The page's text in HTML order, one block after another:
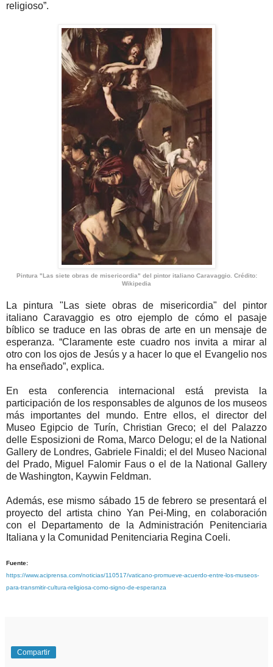
religioso”.
Pintura "Las siete obras de misericordia" del pintor italiano Caravaggio. Crédito:
Wikipedia
La pintura "Las siete obras de misericordia" del pintor
italiano Caravaggio es otro ejemplo de cómo el pasaje
bíblico se traduce en las obras de arte en un mensaje de
esperanza. “Claramente este cuadro nos invita a mirar al
otro con los ojos de Jesús y a hacer lo que el Evangelio nos
ha enseñado”, explica.
En esta conferencia internacional está prevista la
participación de los responsables de algunos de los museos
más importantes del mundo. Entre ellos, el director del
Museo Egipcio de Turín, Christian Greco; el del Palazzo
delle Esposizioni de Roma, Marco Delogu; el de la National
Gallery de Londres, Gabriele Finaldi; el del Museo Nacional
del Prado, Miguel Falomir Faus o el de la National Gallery
de Washington, Kaywin Feldman.
Además, ese mismo sábado 15 de febrero se presentará el
proyecto del artista chino Yan Pei-Ming, en colaboración
con el Departamento de la Administración Penitenciaria
Italiana y la Comunidad Penitenciaria Regina Coeli.
Fuente:
https://www.aciprensa.com/noticias/110517/vaticano-promueve-acuerdo-entre-los-museos-
para-transmitir-cultura-religiosa-como-signo-de-esperanza
Compartir